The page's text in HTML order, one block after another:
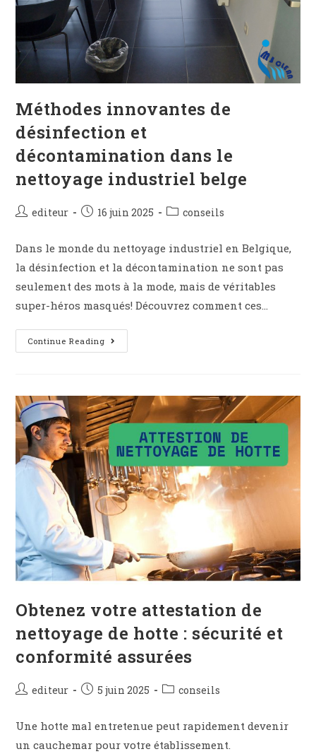
Méthodes innovantes de
désinfection et
décontamination dans le
nettoyage industriel belge
editeur 16 juin 2025 conseils
Dans le monde du nettoyage industriel en Belgique,
la désinfection et la décontamination ne sont pas
seulement des mots à la mode, mais de véritables
super-héros masqués! Découvrez comment ces…
Continue Reading
Obtenez votre attestation de
nettoyage de hotte : sécurité et
conformité assurées
editeur 5 juin 2025 conseils
Une hotte mal entretenue peut rapidement devenir
un cauchemar pour votre établissement.